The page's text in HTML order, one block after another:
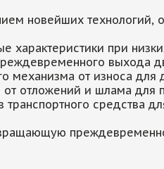
новейших технологий,
характеристики при
выхода
механизма от износа для
отложений и шлама для
средства